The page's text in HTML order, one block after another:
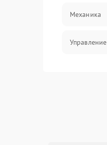
Механика
Управление